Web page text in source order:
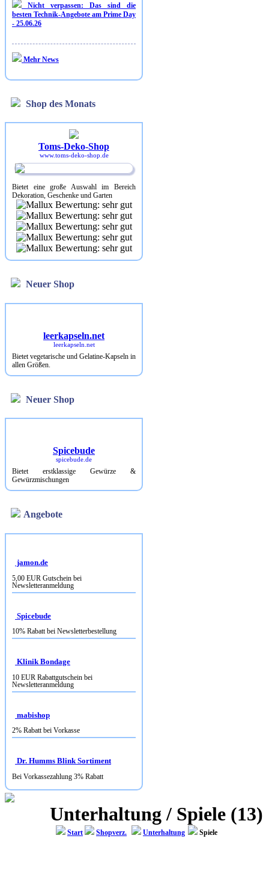
Nicht verpassen: Das sind die
besten Technik-Angebote am Prime Day
- 25.06.26
Mehr News
Shop des Monats
Toms-Deko-Shop
www.toms-deko-shop.de
Bietet eine große Auswahl im Bereich
Dekoration, Geschenke und Garten
Neuer Shop
leerkapseln.net
leerkapseln.net
Bietet vegetarische und Gelatine-Kapseln in
allen Größen.
Neuer Shop
Spicebude
spicebude.de
Bietet erstklassige Gewürze &
Gewürzmischungen
Angebote
jamon.de
5,00 EUR Gutschein bei
Newsletteranmeldung
Spicebude
10% Rabatt bei Newsletterbestellung
Klinik Bondage
10 EUR Rabattgutschein bei
Newsletteranmeldung
mabishop
2% Rabatt bei Vorkasse
Dr. Humms Blink Sortiment
Bei Vorkassezahlung 3% Rabatt
Unterhaltung / Spiele (13)
Start Shopverz. Unterhaltung Spiele